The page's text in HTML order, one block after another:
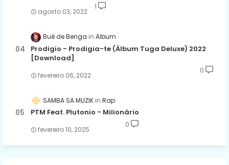
agosto 03, 2022
1
Bué de Benga Album
Prodigio - Prodigia-te (Álbum Tuga Deluxe) 2022
[Download]
fevereiro 06, 2022
0
SAMBA SA MUZIK Rap
PTM Feat. Plutonio - Milionário
fevereiro 10, 2025
0